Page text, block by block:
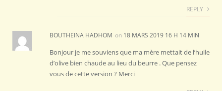
REPLY
BOUTHEINA HADHOM on 18 MARS 2019 16 H 14 MIN
Bonjour je me souviens que ma mère mettait de l’huile
d’olive bien chaude au lieu du beurre . Que pensez
vous de cette version ? Merci